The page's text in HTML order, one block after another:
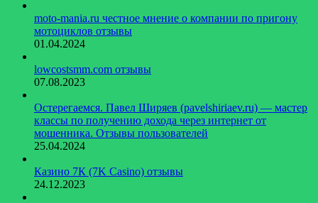
moto-mania.ru честное мнение о компании по пригону
мотоциклов отзывы
01.04.2024
lowcostsmm.com отзывы
07.08.2023
Остерегаемся. Павел Ширяев (pavelshiriaev.ru) — мастер
классы по получению дохода через интернет от
мошенника. Отзывы пользователей
25.04.2024
Казино 7К (7K Casino) отзывы
24.12.2023